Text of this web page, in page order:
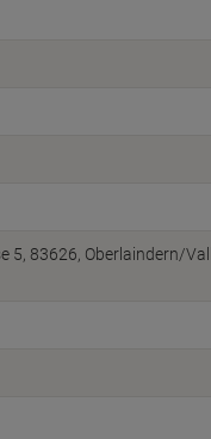
83626, Oberlaindern/